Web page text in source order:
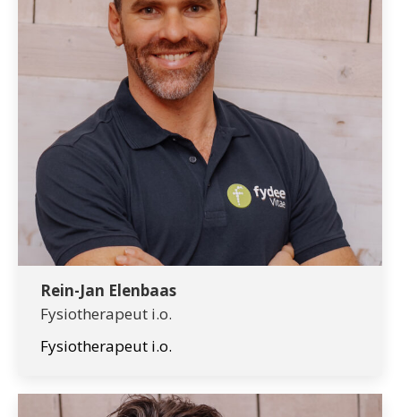
Rein-Jan Elenbaas
Fysiotherapeut i.o.
Fysiotherapeut i.o.